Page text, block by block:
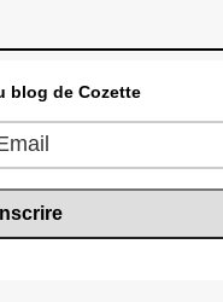
blog de Cozette